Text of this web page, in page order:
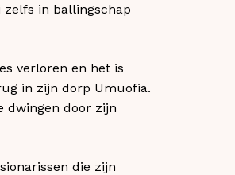
in ballingschap
verloren en het is
in zijn dorp Umuofia.
dwingen door zijn
die zijn